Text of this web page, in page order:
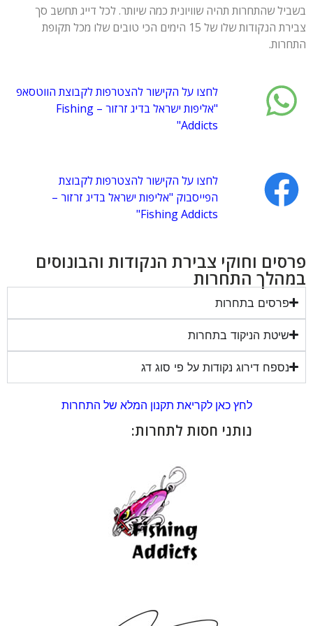
בשביל שהתחרות תהיה שוויונית כמה שיותר. לכל דייג תחשב סך
צבירת הנקודות שלו של 15 הימים הכי טובים שלו מכל תקופת
התחרות.
לחצו על הקישור להצטרפות לקבוצת הווטסאפ
"אליפות ישראל בדיג זרזור – Fishing
Addicts"
לחצו על הקישור להצטרפות לקבוצת
הפייסבוק "אליפות ישראל בדיג זרזור –
Fishing Addicts"
פרסים וחוקי צבירת הנקודות והבונוסים
במהלך התחרות
פרסים בתחרות
שיטת הניקוד בתחרות
נספח דירוג נקודות על פי סוג דג
לחץ כאן לקריאת תקנון המלא של התחרות
נותני חסות לתחרות: